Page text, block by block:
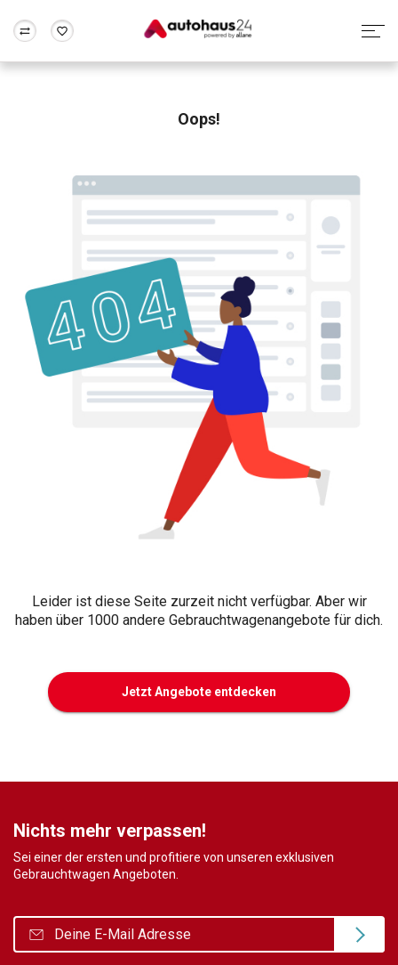
Rund um die Inzahlungnahme
Oops!
Leider ist diese Seite zurzeit nicht verfügbar. Aber wir
haben über 1000 andere Gebrauchtwagenangebote für dich.
Jetzt Angebote entdecken
Nichts mehr verpassen!
Sei einer der ersten und profitiere von unseren exklusiven
Gebrauchtwagen Angeboten.